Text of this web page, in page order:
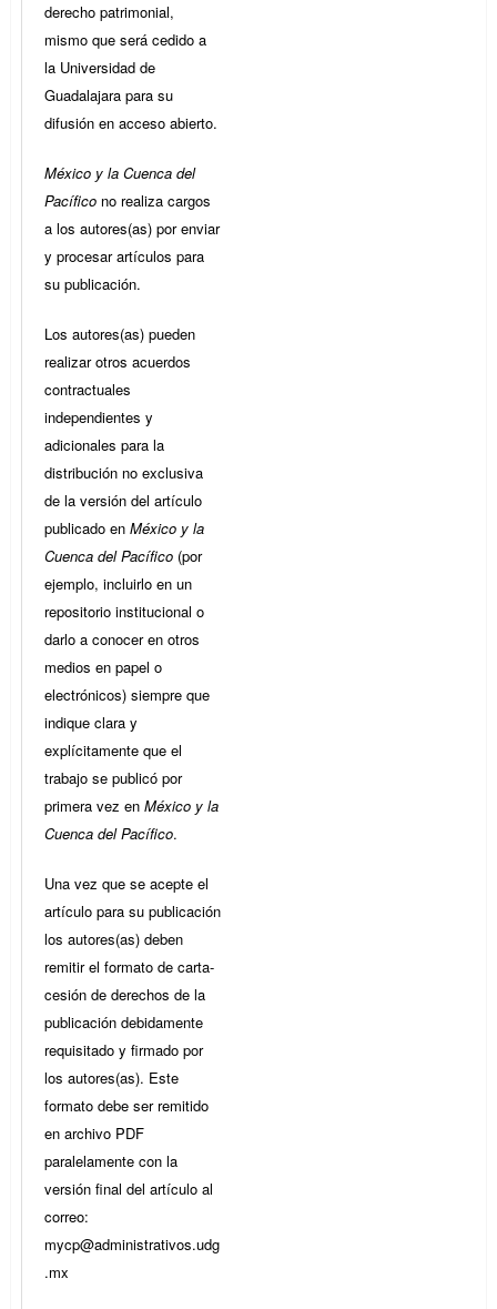
derecho patrimonial,
mismo que será cedido a
la Universidad de
Guadalajara para su
difusión en acceso abierto.
México y la Cuenca del
Pacífico no realiza cargos
a los autores(as) por enviar
y procesar artículos para
su publicación.
Los autores(as) pueden
realizar otros acuerdos
contractuales
independientes y
adicionales para la
distribución no exclusiva
de la versión del artículo
publicado en México y la
Cuenca del Pacífico (por
ejemplo, incluirlo en un
repositorio institucional o
darlo a conocer en otros
medios en papel o
electrónicos) siempre que
indique clara y
explícitamente que el
trabajo se publicó por
primera vez en México y la
Cuenca del Pacífico.
Una vez que se acepte el
artículo para su publicación
los autores(as) deben
remitir el formato de carta-
cesión de derechos de la
publicación debidamente
requisitado y firmado por
los autores(as). Este
formato debe ser remitido
en archivo PDF
paralelamente con la
versión final del artículo al
correo:
mycp@administrativos.udg
.mx